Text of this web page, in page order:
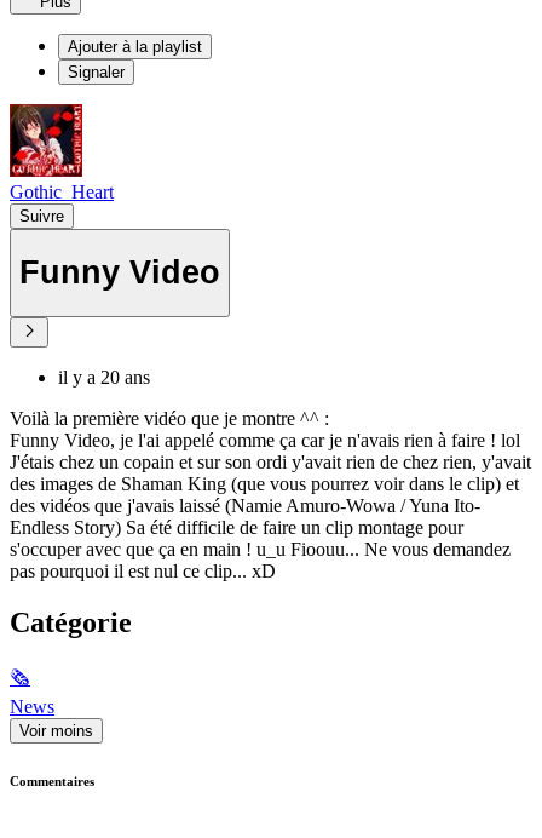
Ajouter à la playlist
Signaler
Gothic_Heart
Suivre
Funny Video
il y a 20 ans
Voilà la première vidéo que je montre ^^ :
Funny Video, je l'ai appelé comme ça car je n'avais rien à faire ! lol
J'étais chez un copain et sur son ordi y'avait rien de chez rien, y'avait
des images de Shaman King (que vous pourrez voir dans le clip) et
des vidéos que j'avais laissé (Namie Amuro-Wowa / Yuna Ito-
Endless Story) Sa été difficile de faire un clip montage pour
s'occuper avec que ça en main ! u_u Fioouu... Ne vous demandez
pas pourquoi il est nul ce clip... xD
Catégorie
🗞
News
Voir moins
Commentaires